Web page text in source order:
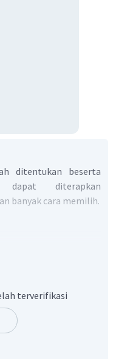
ditentukan beserta
dapat diterapkan
banyak cara memilih.
dan bendahara
terverifikasi